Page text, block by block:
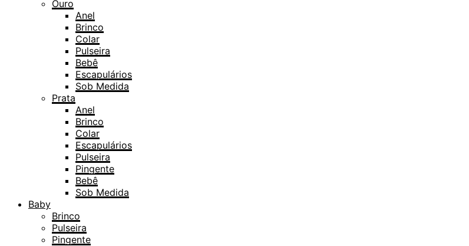
Ouro
Anel
Brinco
Colar
Pulseira
Bebê
Escapulários
Sob Medida
Prata
Anel
Brinco
Colar
Escapulários
Pulseira
Pingente
Bebê
Sob Medida
Baby
Brinco
Pulseira
Pingente